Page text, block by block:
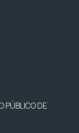
PÚBLICO DE